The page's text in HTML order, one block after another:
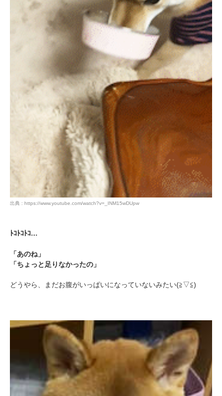
出典 : https://www.youtube.com/watch?v=_INM15wDUpw
ﾄｺﾄｺﾄｺ…
「あのね」
「ちょっと足りなかったの」
どうやら、まだお腹がいっぱいになっていないみたい(≧▽≦)
閉じる
PECOアプリをダウンロード済みの方
アプリで開く